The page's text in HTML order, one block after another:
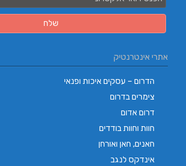
אתרי אינטרנטיק
הדרום – עסקים איכות ופנאי
צימרים בדרום
דרום אדום
חוות וחוות בודדים
חאנים, חאן ואורחן
אינדקס לנגב